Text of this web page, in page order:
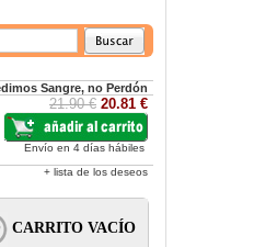
Sangre, no Perdón
21.90 € 20.81 €
Envío en 4 días hábiles
+ lista de los deseos